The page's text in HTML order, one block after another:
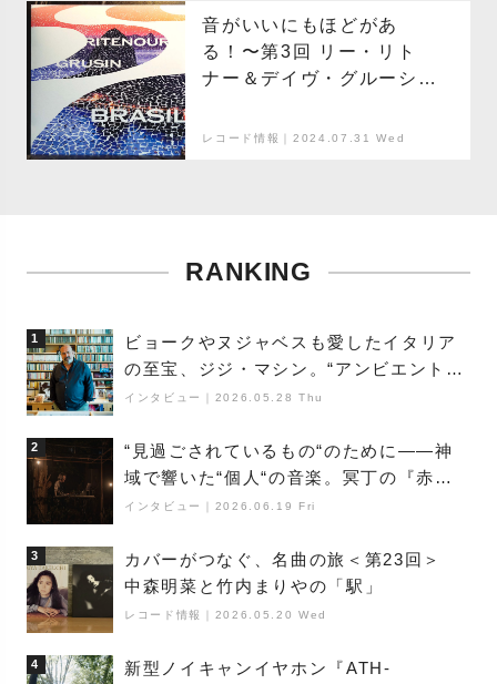
音がいいにもほどがあ
る！〜第3回 リー・リト
ナー＆デイヴ・グルーシン
レコード情報｜2024.07.31 Wed
RANKING
1
ビョークやヌジャベスも愛したイタリア
の至宝、ジジ・マシン。“アンビエントの
巨匠”が明かす創作の原点と、「動き」に
インタビュー 2026.05.28 Thu
2
“見過ごされているもの“のために――神
域で響いた“個人“の音楽。冥丁の『赤城
夜神楽』をレポート
インタビュー 2026.06.19 Fri
3
カバーがつなぐ、名曲の旅＜第23回＞
中森明菜と竹内まりやの「駅」
レコード情報 2026.05.20 Wed
4
新型ノイキャンイヤホン『ATH-